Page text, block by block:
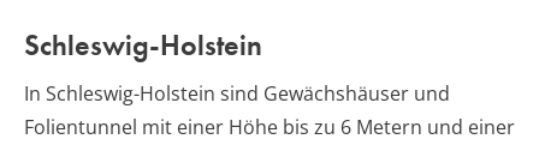
Schleswig-Holstein
In Schleswig-Holstein sind Gewächshäuser und
Folientunnel mit einer Höhe bis zu 6 Metern und einer